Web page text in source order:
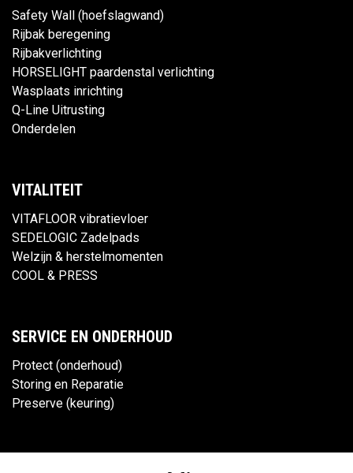
Safety Wall (hoefslagwand)
Rijbak beregening
Rijbakverlichting
HORSELIGHT paardenstal verlichting
Wasplaats inrichting
Q-Line Uitrusting
Onderdelen
VITALITEIT
VITAFLOOR vibratievloer
SEDELOGIC Zadelpads
Welzijn & herstelmomenten
COOL & PRESS
SERVICE EN ONDERHOUD
Protect (onderhoud)
Storing en Reparatie
Preserve (keuring)